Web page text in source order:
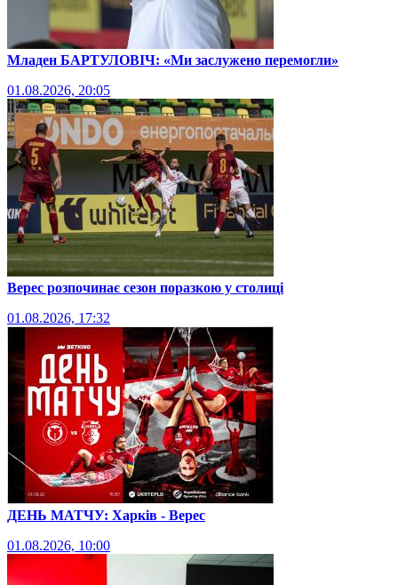
Младен БАРТУЛОВІЧ: «Ми заслужено перемогли»
01.08.2026, 20:05
Верес розпочинає сезон поразкою у столиці
01.08.2026, 17:32
ДЕНЬ МАТЧУ: Харків - Верес
01.08.2026, 10:00